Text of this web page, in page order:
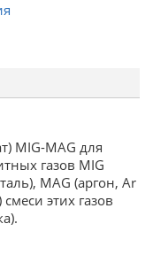
MIG-MAG для
газов MIG
MAG (аргон, Ar
этих газов